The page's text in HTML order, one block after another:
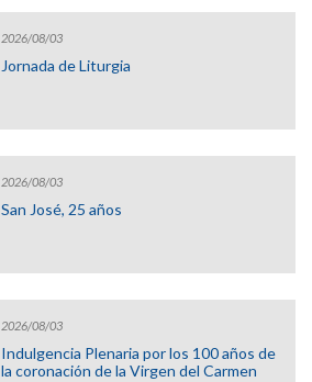
2026/08/03
Jornada de Liturgia
2026/08/03
San José, 25 años
2026/08/03
Indulgencia Plenaria por los 100 años de
la coronación de la Virgen del Carmen